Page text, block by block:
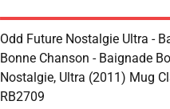
Odd Future Nostalgie Ultra -
Bonne Chanson - Baignade
Nostalgie, Ultra (2011) Mug
RB2709